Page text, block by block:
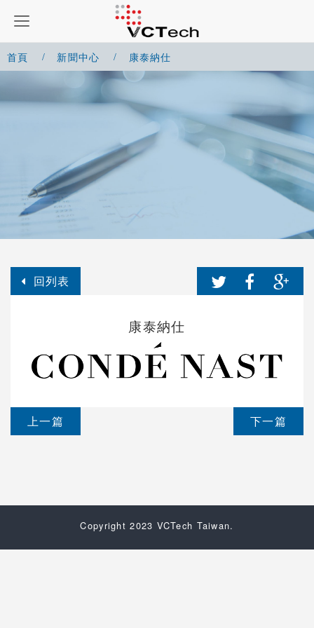
首頁 新聞中心 康泰納仕
回列表
康泰納仕
上一篇 下一篇
Copyright 2023 VCTech Taiwan.